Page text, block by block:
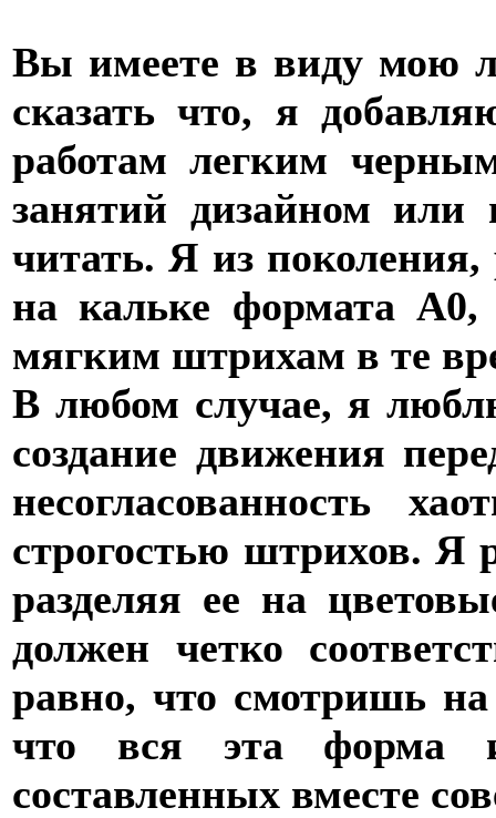
Вы имеете в виду мою
сказать что, я
работам легким
занятий дизайном или
читать. Я из
на кальке формата А0,
мягким штрихам в те
В любом случае, я
создание движения
несогласованность
строгостью штрихов. Я
разделяя ее на
должен четко
равно, что смотришь
что вся эта форма
составленных вместе